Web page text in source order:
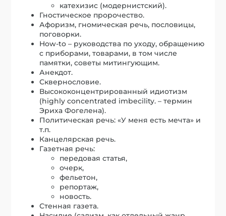
катехизис (модернистский).
Гностическое пророчество.
Афоризм, гномическая речь, пословицы,
поговорки.
How-to – руководства по уходу, обращению
с приборами, товарами, в том числе
памятки, советы митингующим.
Анекдот.
Сквернословие.
Высококонцентрированный идиотизм
(highly concentrated imbecility. – термин
Эриха Фогелена).
Политическая речь: «У меня есть мечта» и
т.п.
Канцелярская речь.
Газетная речь:
передовая статья,
очерк,
фельетон,
репортаж,
новость.
Стенная газета.